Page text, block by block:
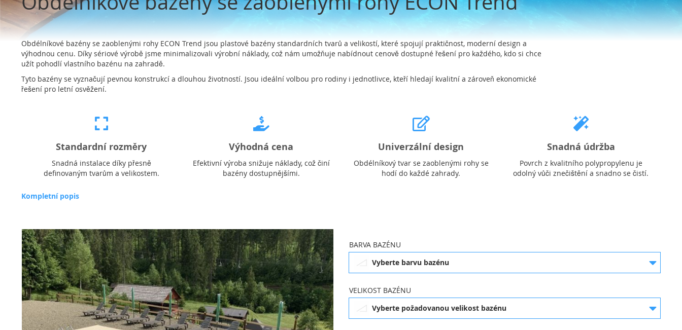
Obdélníkové bazény se zaoblenými rohy ECON Trend jsou plastové bazény standardních tvarů a velikostí, které spojují praktičnost, moderní design a
výhodnou cenu. Díky sériové výrobě jsme minimalizovali výrobní náklady, což nám umožňuje nabídnout cenově dostupné řešení pro každého, kdo si chce
užít pohodlí vlastního bazénu na zahradě.
Tyto bazény se vyznačují pevnou konstrukcí a dlouhou životností. Jsou ideální volbou pro rodiny i jednotlivce, kteří hledají kvalitní a zároveň ekonomické
řešení pro letní osvěžení.
Standardní rozměry
Snadná instalace díky přesně
definovaným tvarům a velikostem.
Výhodná cena
Efektivní výroba snižuje náklady, což činí
bazény dostupnějšími.
Univerzální design
Obdélníkový tvar se zaoblenými rohy se
hodí do každé zahrady.
Snadná údržba
Povrch z kvalitního polypropylenu je
odolný vůči znečištění a snadno se čistí.
Kompletní popis
Přeskočit
na
konec
galerie
s
obrázky
BARVA BAZÉNU
Vyberte barvu bazénu
VELIKOST BAZÉNU
Vyberte požadovanou velikost bazénu